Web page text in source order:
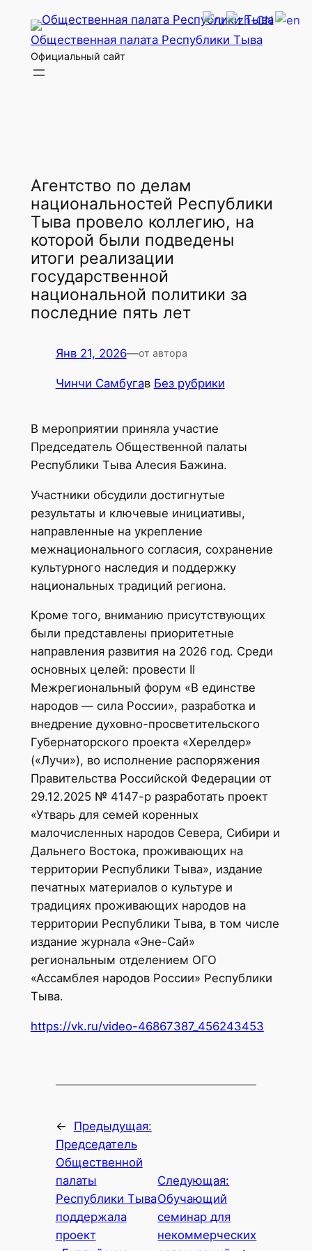
Перейти
содержимому
Общественная палата Республики Тыва
Официальный сайт
Агентство по делам
национальностей Республики
Тыва провело коллегию, на
которой были подведены
итоги реализации
государственной
национальной политики за
последние пять лет
Янв 21, 2026—от автора
Чинчи Самбугав Без рубрики
В мероприятии приняла участие
Председатель Общественной палаты
Республики Тыва Алесия Бажина.
Участники обсудили достигнутые
результаты и ключевые инициативы,
направленные на укрепление
межнационального согласия, сохранение
культурного наследия и поддержку
национальных традиций региона.
Кроме того, вниманию присутствующих
были представлены приоритетные
направления развития на 2026 год. Среди
основных целей: провести II
Межрегиональный форум «В единстве
народов — сила России», разработка и
внедрение духовно-просветительского
Губернаторского проекта «Херелдер»
(«Лучи»), во исполнение распоряжения
Правительства Российской Федерации от
29.12.2025 № 4147-р разработать проект
«Утварь для семей коренных
малочисленных народов Севера, Сибири и
Дальнего Востока, проживающих на
территории Республики Тыва», издание
печатных материалов о культуре и
традициях проживающих народов на
территории Республики Тыва, в том числе
издание журнала «Эне-Сай»
региональным отделением ОГО
«Ассамблея народов России» Республики
Тыва.
https://vk.ru/video-46867387_456243453
←
Предыдущая:
Председатель
Общественной
палаты
Республики Тыва
поддержала
проект
Следующая:
Обучающий
семинар для
некоммерческих